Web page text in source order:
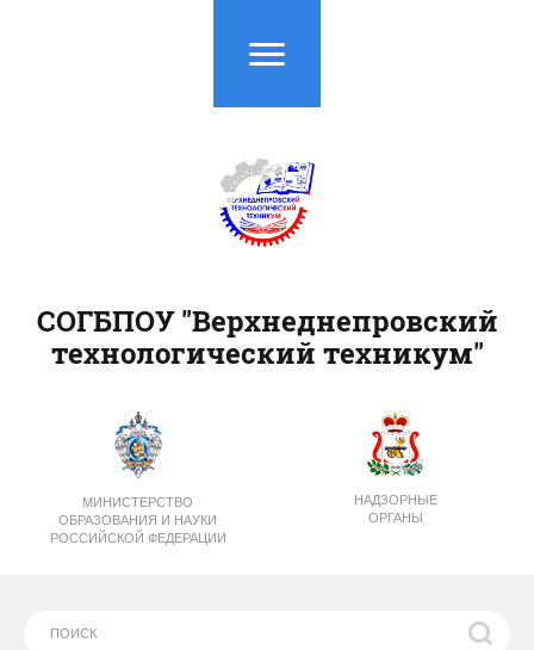
МИНИСТЕРСТВО
ОБРАЗОВАНИЯ И НАУКИ
РОССИЙСКОЙ ФЕДЕРАЦИИ
НАДЗОРНЫЕ
ОРГАНЫ
СОГБПОУ "Верхнеднепровский
технологический техникум"